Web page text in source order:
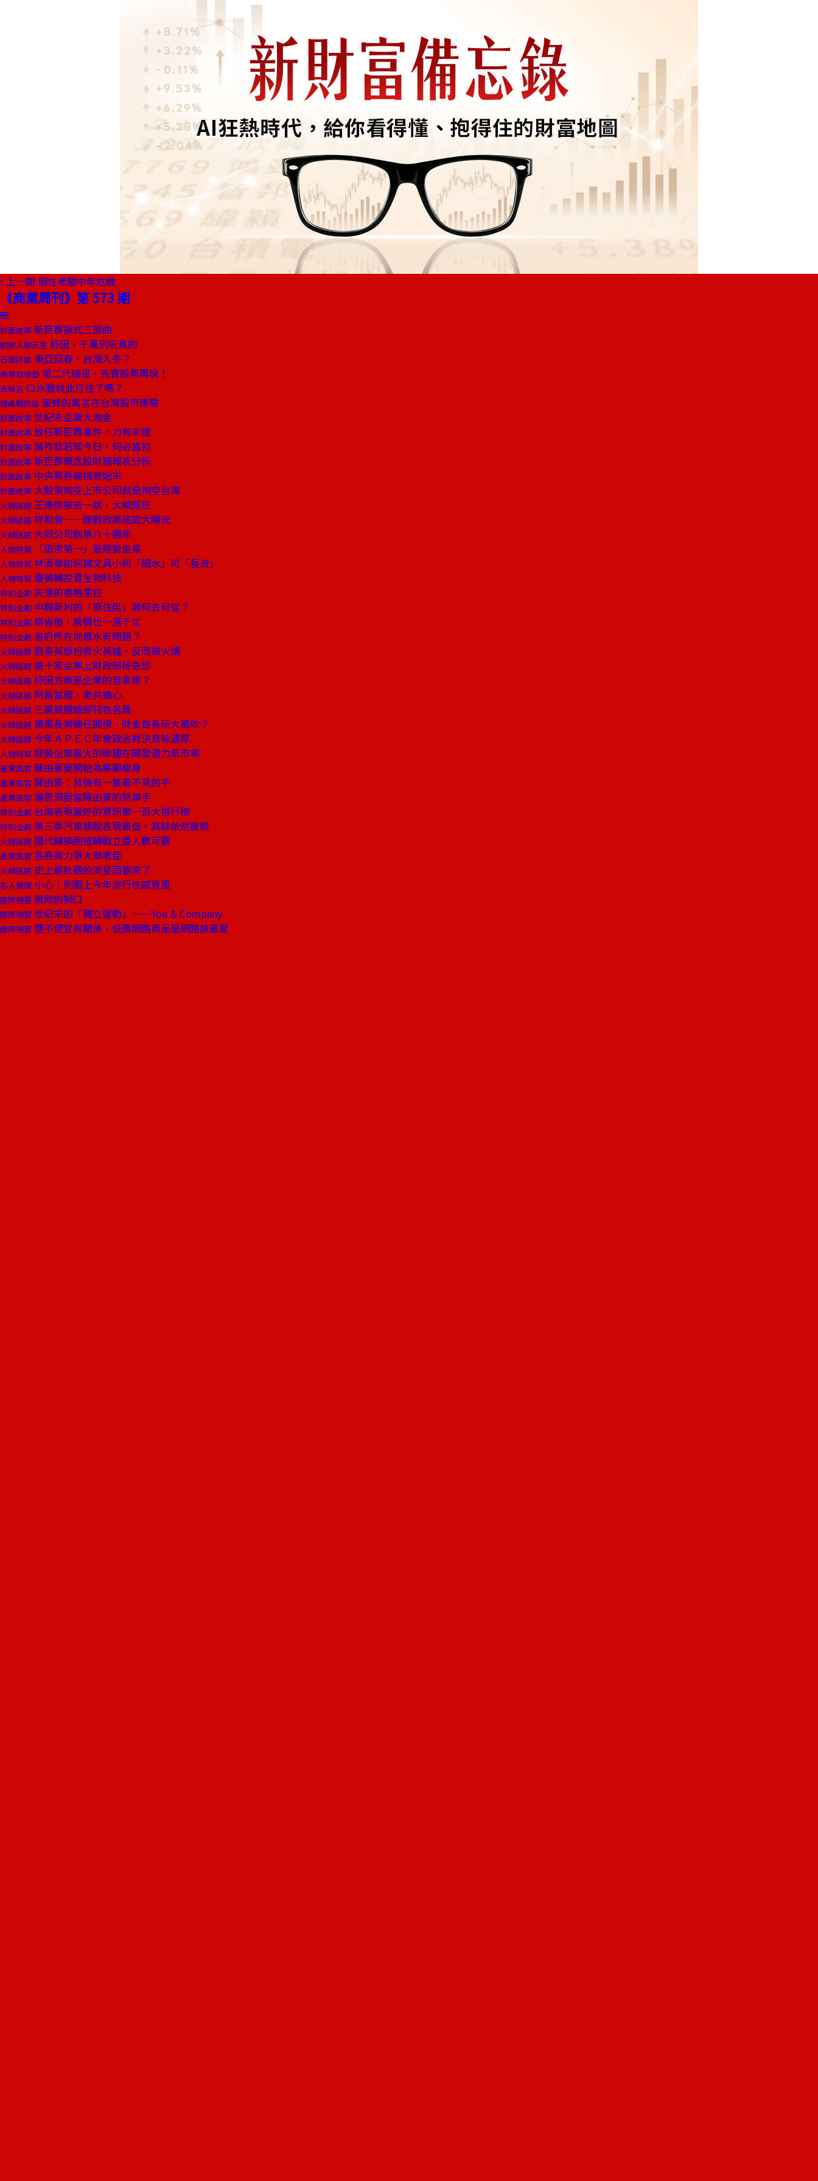
上一期 個性考驗中年危機
《商業周刊》第 573 期
封面故事 新巨群摸式三部曲
創辦人聊天室 紓困，千萬別玩真的
石頭評論 東亞回春，台灣入冬？
商場自慢塾 第二代接班，先賣股票再說！
去梯言 口水戰就此打住了嗎？
總編輯的話 蜜蜂的寓言在台灣股市應驗
封面故事 世紀末企業大淘金
封面故事 放任新巨群事件，力有未逮
封面故事 吳祚欽若知今日，何必當初
封面故事 新巨群概念股財務報表分析
封面故事 中央票券被接管始末
封面故事 大股東掏空上市公司就是掏空台灣
火線話題 王應傑被告一狀，大喊冤枉
火線話題 祥和會──連戰政商班底大曝光
火線話題 大同公司創業八十週年
人物特寫 「追求第一」是經營圭臬
人物特寫 林清華如何讓文具小利「細水」可「長流」
人物特寫 優美轉投資生物科技
特別企劃 失落的香格里拉
特別企劃 中興新村的「原住民」將何去何從？
特別企劃 精省後，房價也一落千丈
特別企劃 省府所在地風水有問題？
火線話題 劉泰英想扮救火英雄，反而被火燒
火線話題 逾十家企業上財政部掛急診
火線話題 紓困方案是企業的普拿疼？
火線話題 阿扁當選，老共擔心
火線話題 三黨競選總部特色各異
火線話題 蕭萬長將續任閣揆，財金首長玩大風吹？
火線話題 今年ＡＰＥＣ年會政治對決意味濃厚
人物特寫 經營企業最大的樂趣在開發潛力新市場
產業風雲 陳由豪要開始為集團瘦身
產業風雲 陳由豪：背後有一隻看不見的手
產業風雲 潘思源要當陳由豪的煞車手
特別企劃 台灣表現最好的資訊業一百大排行榜
特別企劃 第三季汽車類股表現最佳，其餘依然疲軟
火線話題 國代轉換跑道轉戰立委人數可觀
產業風雲 各券商力爭大華老臣
火線話題 史上最壯觀的流星雨要來了
名人健康 小心！別跟上今年流行性感冒風
國際視窗 無助的獅口
國際視窗 世紀末的「獨立運動」——You & Company
國際視窗 便不便宜有關係，低價網路商品是網路族最愛